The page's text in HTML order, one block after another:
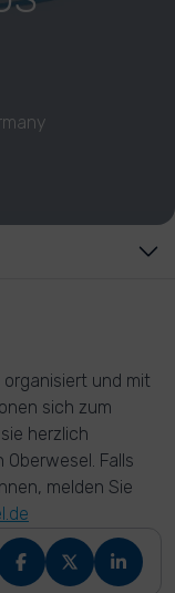
und mit
sich zum
herzlich
Falls
melden Sie